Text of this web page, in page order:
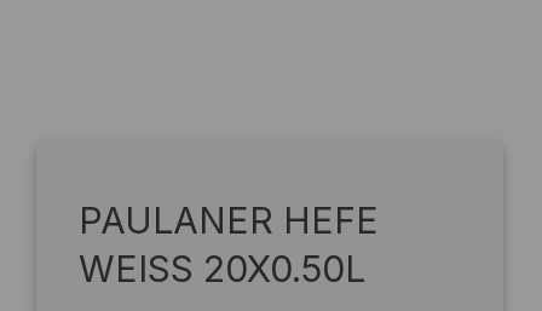
PAULANER HEFE
WEISS 20X0.50L